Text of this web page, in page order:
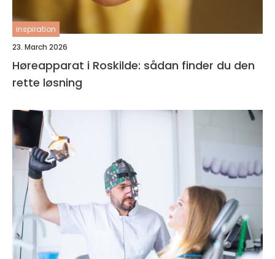
inspiration
23. March 2026
Høreapparat i Roskilde: sådan finder du den
rette løsning